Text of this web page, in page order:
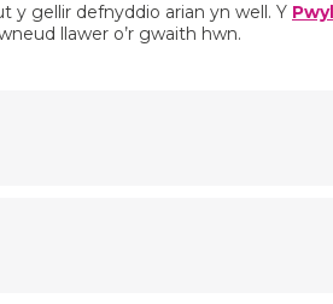
y gellir defnyddio arian yn well. Y
llawer o’r gwaith hwn.